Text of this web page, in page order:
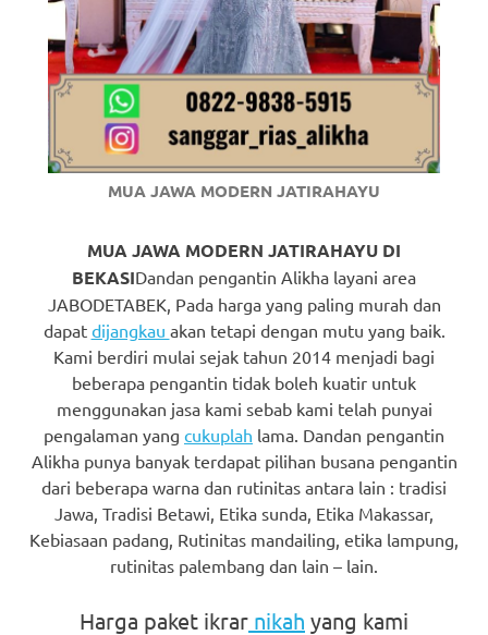
guys
comment
replica
watches.
favorite
replica
MUA JAWA MODERN JATIRAHAYU
MUA JAWA MODERN JATIRAHAYU DI
BEKASIDandan pengantin Alikha layani area
JABODETABEK, Pada harga yang paling murah dan
dapat dijangkau akan tetapi dengan mutu yang baik.
Kami berdiri mulai sejak tahun 2014 menjadi bagi
beberapa pengantin tidak boleh kuatir untuk
menggunakan jasa kami sebab kami telah punyai
pengalaman yang cukuplah lama. Dandan pengantin
Alikha punya banyak terdapat pilihan busana pengantin
dari beberapa warna dan rutinitas antara lain : tradisi
Jawa, Tradisi Betawi, Etika sunda, Etika Makassar,
Kebiasaan padang, Rutinitas mandailing, etika lampung,
rutinitas palembang dan lain – lain.
Harga paket ikrar nikah yang kami